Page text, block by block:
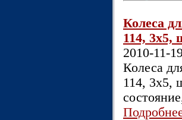
Колеса
114,
2010-11-
Колеса
114, 3х5,